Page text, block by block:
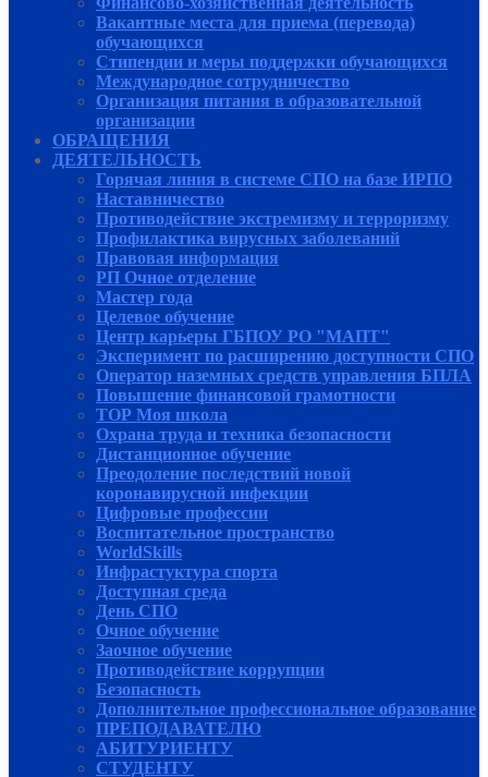
Вакантные места для приема (перевода)
обучающихся
Стипендии и меры поддержки обучающихся
Международное сотрудничество
Организация питания в образовательной
организации
ОБРАЩЕНИЯ
ДЕЯТЕЛЬНОСТЬ
Горячая линия в системе СПО на базе ИРПО
Наставничество
Противодействие экстремизму и терроризму
Профилактика вирусных заболеваний
Правовая информация
РП Очное отделение
Мастер года
Целевое обучение
Центр карьеры ГБПОУ РО "МАПТ"
Эксперимент по расширению доступности СПО
Оператор наземных средств управления БПЛА
Повышение финансовой грамотности
ТОР Моя школа
Охрана труда и техника безопасности
Дистанционное обучение
Преодоление последствий новой
коронавирусной инфекции
Цифровые профессии
Воспитательное пространство
WorldSkills
Инфрастуктура спорта
Доступная среда
День СПО
Очное обучение
Заочное обучение
Противодействие коррупции
Безопасность
Дополнительное профессиональное образование
ПРЕПОДАВАТЕЛЮ
АБИТУРИЕНТУ
СТУДЕНТУ